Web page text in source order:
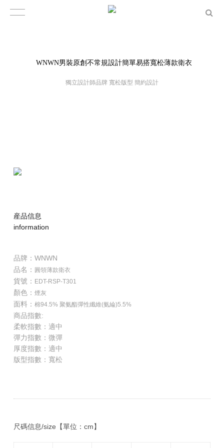
WNWN男裝原創不常規設計簡單易搭寬松薄款衛衣
獨立設計師品牌 寬松版型 簡約設計
産品信息
information
品牌：WNWN
品名： 圓領薄款衛衣
貨號： EDT-RSP-T301
顏色： 煙灰
面料： 棉94.5% 聚氨酯彈性纖維(氨綸)5.5%
商品指數:
柔軟指數：適中
彈力指數：微彈
厚度指數：適中
版型指數：寬松
尺碼信息/size【單位：cm】